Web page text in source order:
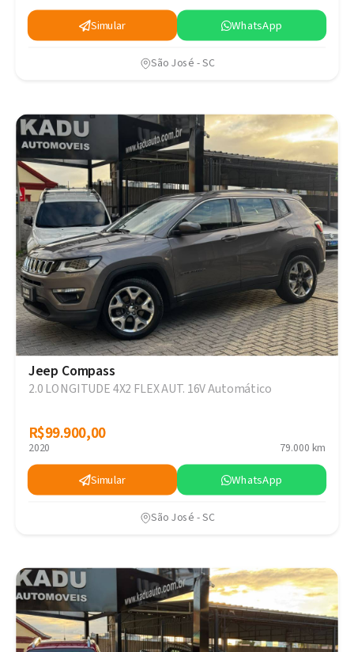
Simular WhatsApp
São José - SC
Jeep Compass
2.0 LONGITUDE 4X2 FLEX AUT. 16V Automático
R$99.900,00
R$99.900,00
2020 79.000 km
Simular WhatsApp
São José - SC